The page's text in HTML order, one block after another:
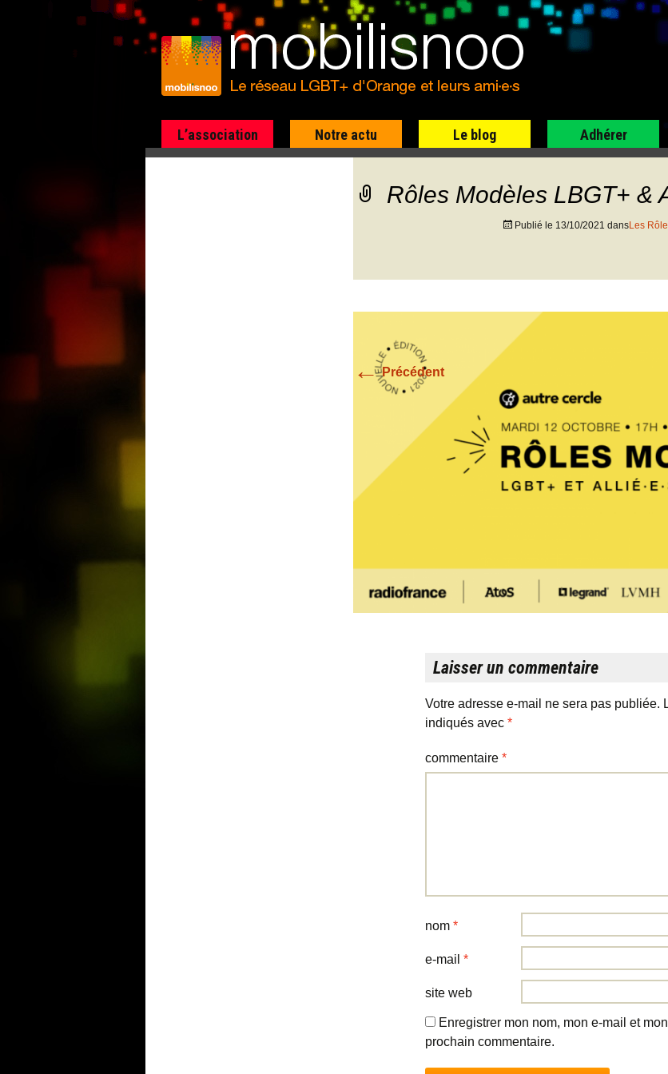
L’association Notre actu Le blog Adhérer
Rôles Modèles LBGT+ &
Publié le 13/10/2021 dansLes
←Précédent
Laisser un commentaire
Votre adresse e-mail ne sera pas publiée.
indiqués avec *
commentaire *
nom *
e-mail *
site web
Enregistrer mon nom, mon e-mail et
prochain commentaire.